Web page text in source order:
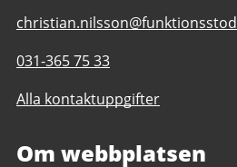
E-
till
Mediabyrån
daglig
Göteborgs
Telefonnummer
Mediabyrån
verksamhet
031-365 75 33
Alla kontaktuppgifter
Om webbplatsen